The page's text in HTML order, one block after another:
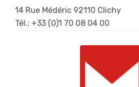
14 Rue Médéric 92110 Clichy
Tél.: +33 (0)1 70 08 04 00